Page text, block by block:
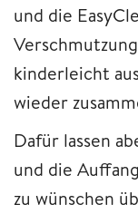
und die
kinderleicht
wieder
Dafür lassen
und die
zu wünschen